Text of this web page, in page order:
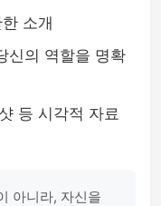
소개
신의 역할을 명확
등 시각적 자료
아니라, 자신을